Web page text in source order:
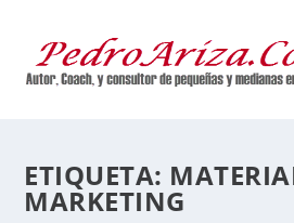
ETIQUETA:
MARKETING